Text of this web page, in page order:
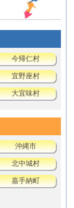
今帰仁村
宜野座村
大宜味村
沖縄市
北中城村
嘉手納町